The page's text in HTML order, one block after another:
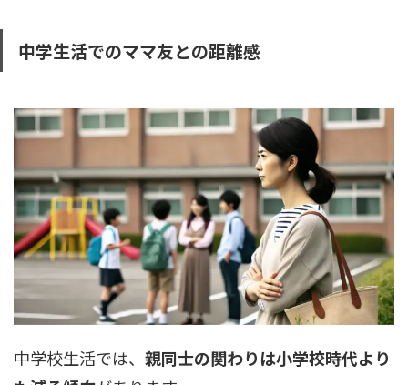
中学生活でのママ友との距離感
中学校生活では、 親同士の関わりは小学校時代より